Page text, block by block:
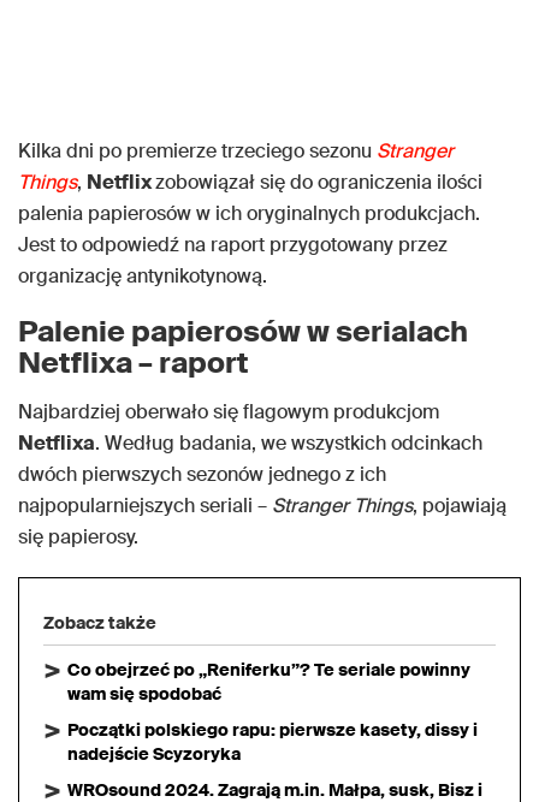
Kilka dni po premierze trzeciego sezonu Stranger
Things, Netflixzobowiązał się do ograniczenia ilości
palenia papierosów w ich oryginalnych produkcjach.
Jest to odpowiedź na raport przygotowany przez
organizację antynikotynową.
Palenie papierosów w serialach
Netflixa – raport
Najbardziej oberwało się flagowym produkcjom
Netflixa. Według badania, we wszystkich odcinkach
dwóch pierwszych sezonów jednego z ich
najpopularniejszych seriali – Stranger Things, pojawiają
się papierosy.
Zobacz także
Co obejrzeć po „Reniferku”? Te seriale powinny
wam się spodobać
Początki polskiego rapu: pierwsze kasety, dissy i
nadejście Scyzoryka
WROsound 2024. Zagrają m.in. Małpa, susk, Bisz i